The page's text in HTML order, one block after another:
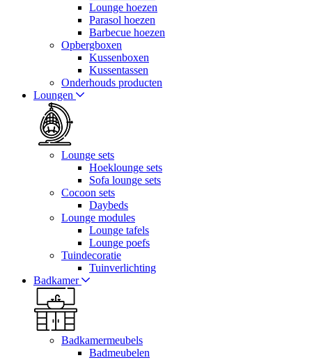
Lounge hoezen
Parasol hoezen
Barbecue hoezen
Opbergboxen
Kussenboxen
Kussentassen
Onderhouds producten
Loungen
Lounge sets
Hoeklounge sets
Sofa lounge sets
Cocoon sets
Daybeds
Lounge modules
Lounge tafels
Lounge poefs
Tuindecoratie
Tuinverlichting
Badkamer
Badkamermeubels
Badmeubelen